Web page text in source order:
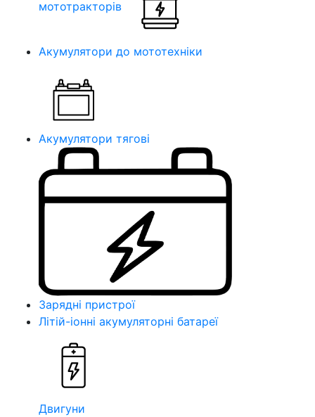
мототракторів
Акумулятори до мототехніки
Акумулятори тягові
Зарядні пристрої
Літій-іонні акумуляторні батареї
Двигуни